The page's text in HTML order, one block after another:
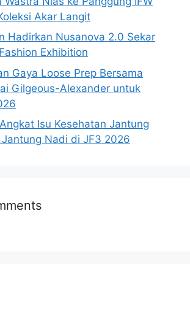
Akar Langit
Hadirkan Nusanova 2.0 Sekar
Exhibition
Gaya Loose Prep Bersama
Gilgeous-Alexander untuk
Isu Kesehatan Jantung
Nadi di JF3 2026